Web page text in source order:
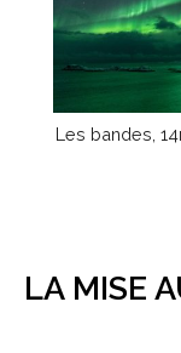
Les bandes,
LA MISE